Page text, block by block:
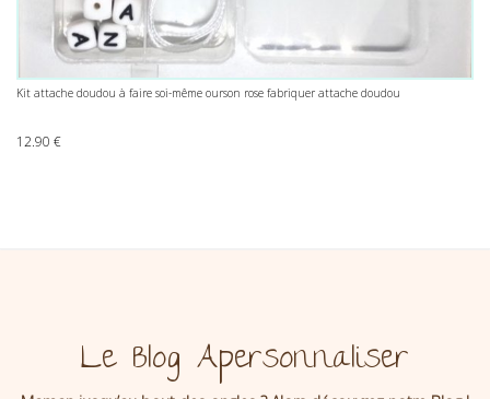
Kit attache doudou à faire soi-même ourson rose fabriquer attache doudou
12.90 €
Le Blog Apersonnaliser